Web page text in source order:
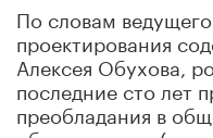
По словам
проектирования
Алексея Обухова,
последние сто лет
преобладания в